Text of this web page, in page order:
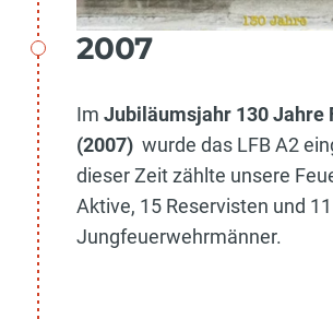
2007
Im Jubiläumsjahr 130 Jahre
(2007) wurde das LFB A2
dieser Zeit zählte unsere
Aktive, 15 Reservisten und 11
Jungfeuerwehrmänner.